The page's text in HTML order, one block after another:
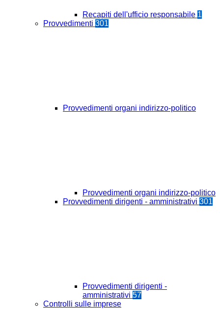
Recapiti dell'ufficio responsabile 1
Provvedimenti 301
Provvedimenti organi indirizzo-politico
Provvedimenti organi indirizzo-politico
Provvedimenti dirigenti - amministrativi 301
Provvedimenti dirigenti -
amministrativi 57
Controlli sulle imprese